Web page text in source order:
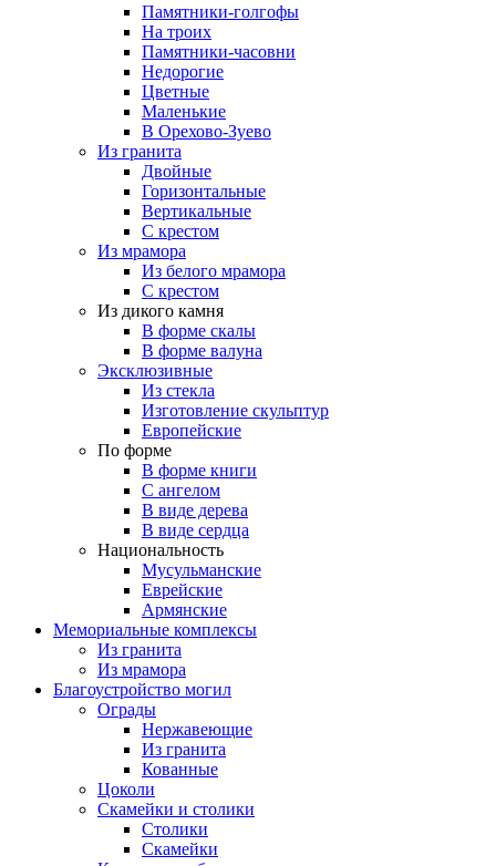
Памятники-голгофы
На троих
Памятники-часовни
Недорогие
Цветные
Маленькие
В Орехово-Зуево
Из гранита
Двойные
Горизонтальные
Вертикальные
С крестом
Из мрамора
Из белого мрамора
С крестом
Из дикого камня
В форме скалы
В форме валуна
Эксклюзивные
Из стекла
Изготовление скульптур
Европейские
По форме
В форме книги
С ангелом
В виде дерева
В виде сердца
Национальность
Мусульманские
Еврейские
Армянские
Мемориальные комплексы
Из гранита
Из мрамора
Благоустройство могил
Ограды
Нержавеющие
Из гранита
Кованные
Цоколи
Скамейки и столики
Столики
Скамейки